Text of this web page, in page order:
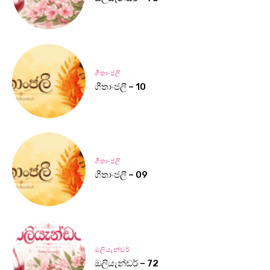
ගීතාංජලී
ගීතාංජලී – 10
ගීතාංජලී
ගීතාංජලී – 09
ඔලියැන්ඩර්
ඔලියැන්ඩර් – 72